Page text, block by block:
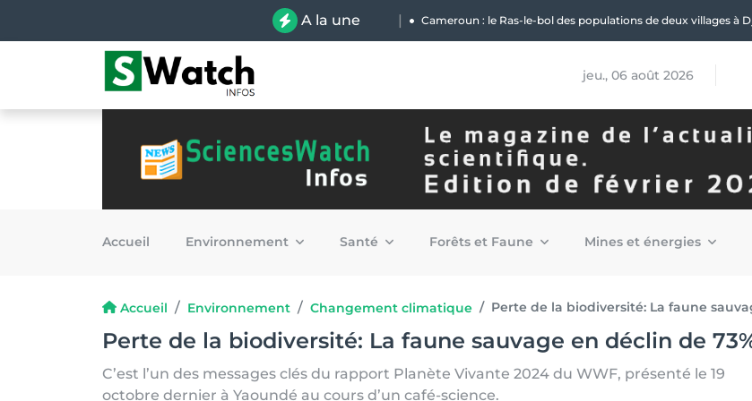
A la une | Cameroun : le Ras-le-bol des populations de deux villages à
jeu., 06 août 2026
Accueil Environnement Santé Forêts et Faune Mines et énergies
Accueil Environnement Changement climatique Perte de la biodiversité: La faune
Perte de la biodiversité: La faune sauvage en déclin de
C’est l’un des messages clés du rapport Planète Vivante 2024 du WWF, présenté le 19
octobre dernier à Yaoundé au cours d’un café-science.